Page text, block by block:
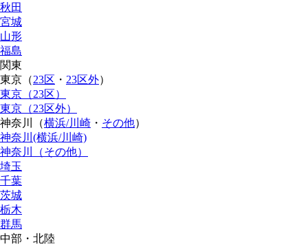
秋田
宮城
山形
福島
関東
東京（23区 ・ 23区外）
東京（23区）
東京（23区外）
神奈川（横浜/川崎 ・ その他）
神奈川(横浜/川崎)
神奈川（その他）
埼玉
千葉
茨城
栃木
群馬
中部・北陸